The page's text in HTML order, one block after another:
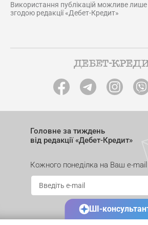
Використання публікацій можливе
згодою редакції «Дебет-Кредит»
Головне за тиждень
від редакції «Дебет-Кредит»
Кожного понеділка на Ваш e-mail
ШІ-